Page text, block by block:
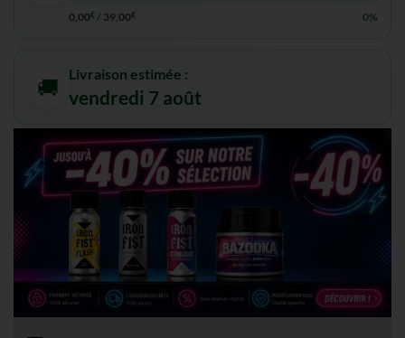
0,00€ / 39,00€ 0%
🚚 Livraison estimée :
vendredi 7 août